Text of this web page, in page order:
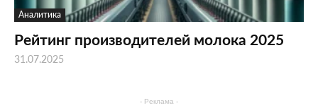
Аналитика
Рейтинг производителей молока 2025
31.07.2025
- Реклама -